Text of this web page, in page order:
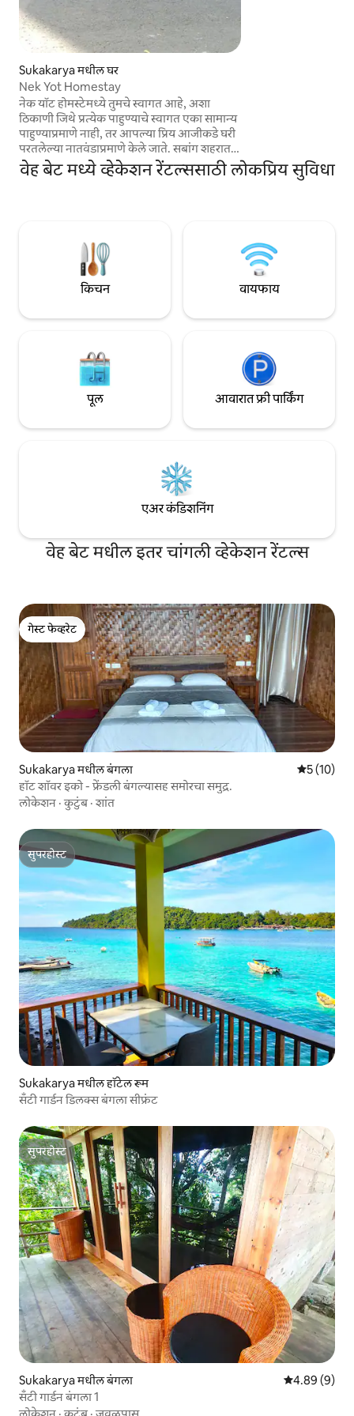
Sukakarya मधील घर
Nek Yot Homestay
नेक यॉट होमस्टेमध्ये तुमचे स्वागत आहे, अशा
ठिकाणी जिथे प्रत्येक पाहुण्याचे स्वागत एका सामान्य
पाहुण्याप्रमाणे नाही, तर आपल्या प्रिय आजीकडे घरी
परतलेल्या नातवंडाप्रमाणे केले जाते. सबांग शहरात,
आजीच्या वारसा घरात वसलेले हे होमस्टे, ज्याचे आता
प्रेमाने वारसा स्वीकारले गेले आहे आणि त्याची
जणू समुद्रदेखील एखाद्या सुखद भूतकाळाची गोष्ट
वेह बेट मध्ये व्हेकेशन रेंटल्ससाठी लोकप्रिय सुविधा
किचन वायफाय
पूल आवारात फ्री पार्किंग
एअर कंडिशनिंग
वेह बेट मधील इतर चांगली व्हेकेशन रेंटल्स
गेस्ट फेव्हरेट
गेस्ट फेव्हरेट
Sukakarya मधील बंगला 5 पैकी 5
5 (10)
हॉट शॉवर इको - फ्रेंडली बंगल्यासह समोरचा समुद्र.
लोकेशन ·कुटुंब·शांत
सुपरहोस्ट
सुपरहोस्ट
Sukakarya मधील हॉटेल रूम
सँटी गार्डन डिलक्स बंगला सीफ्रंट
सुपरहोस्ट
सुपरहोस्ट
Sukakarya मधील बंगला 5 पैकी 4.89
4.89 (9)
सँटी गार्डन बंगला 1
लोकेशन ·कुटुंब·जवळपास